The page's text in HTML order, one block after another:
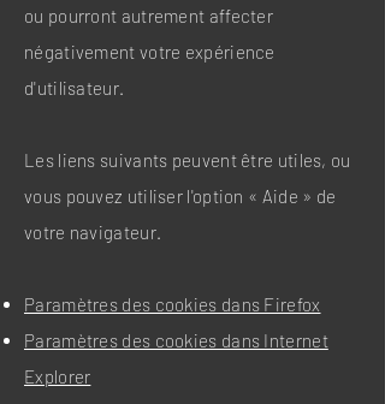
ou pourront autrement affecter
négativement votre expérience
d'utilisateur.
Les liens suivants peuvent être utiles, ou
vous pouvez utiliser l'option « Aide » de
votre navigateur.
Paramètres des cookies dans Firefox
Paramètres des cookies dans Internet
Explorer